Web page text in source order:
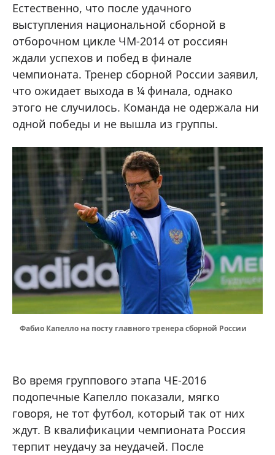
Естественно, что после удачного
выступления национальной сборной в
отборочном цикле ЧМ-2014 от россиян
ждали успехов и побед в финале
чемпионата. Тренер сборной России заявил,
что ожидает выхода в ¼ финала, однако
этого не случилось. Команда не одержала ни
одной победы и не вышла из группы.
Фабио Капелло на посту главного тренера сборной России
Во время группового этапа ЧЕ-2016
подопечные Капелло показали, мягко
говоря, не тот футбол, который так от них
ждут. В квалификации чемпионата Россия
терпит неудачу за неудачей. После